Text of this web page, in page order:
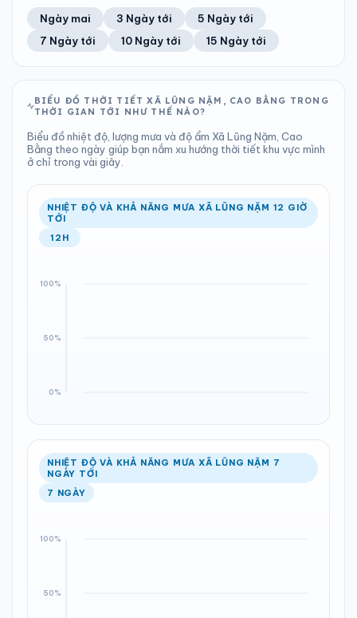
21°C 100%
Khả năng mưa
1.02 mm
Tổng cả ngày
999 hPa
Bình thường
13
Chỉ số UV
Tốt
Ước lượng
20°C
Ổn định
100%
Khả năng mưa
Trung bình ngày Tốc độ gió
TIA UV TẦM NHÌN
LƯỢNG MƯA
1.8 mm
Tổng cả ngày
ÁP SUẤT
1000 hPa
Bình thường
Ổn định Khả năng mưa
Ngày mai 3 Ngày tới
5 Ngày tới
7 Ngày tới
10 Ngày tới 15 Ngày tới
BIỂU ĐỒ THỜI TIẾT XÃ LŨNG NẶM, CAO BẰNG TRONG
THỜI GIAN TỚI NHƯ THẾ NÀO?
Biểu đồ nhiệt độ, lượng mưa và độ ẩm Xã Lũng Nặm, Cao
Bằng theo ngày giúp bạn nắm xu hướng thời tiết khu vực mình
ở chỉ trong vài giây.
NHIỆT ĐỘ VÀ KHẢ NĂNG MƯA XÃ LŨNG NẶM 12 GIỜ
TỚI
12H
NHIỆT ĐỘ VÀ KHẢ NĂNG MƯA XÃ LŨNG NẶM 7
NGÀY TỚI
7 NGÀY